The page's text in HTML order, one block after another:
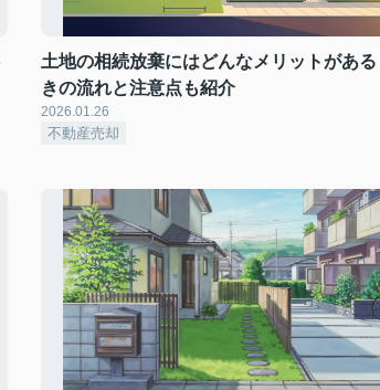
土地の相続放棄にはどんなメリットがあ
きの流れと注意点も紹介
2026.01.26
不動産売却